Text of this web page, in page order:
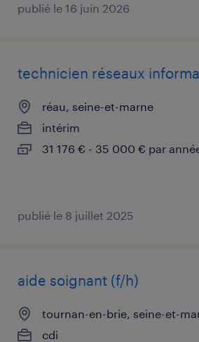
publié le 16 juin 2026
technicien réseaux
réau, seine-et-marne
intérim
31 176 € - 35 000 € par
publié le 8 juillet 2025
aide soignant (f/h)
tournan-en-brie, seine-et-
cdi